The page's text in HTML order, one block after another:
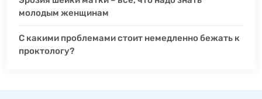
молодым женщинам
С какими проблемами стоит немедленно бежать к
проктологу?